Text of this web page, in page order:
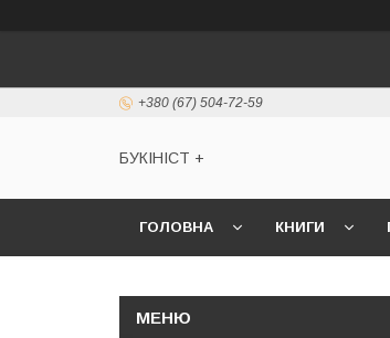
+380 (67) 504-72-59
БУКІНІСТ +
ГОЛОВНА КНИГИ